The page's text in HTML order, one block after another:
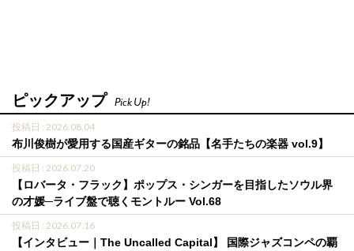
ピックアップ Pick Up!
投稿日 : 2026.08.04
布川俊樹が愛用する国産ギターの銘品【名手たちの楽器 vol.9】
投稿日 : 2026.07.20
【ロバータ・フラック】ポップス・シンガーを目指したソウル界
の才媛─ライブ盤で聴くモントルー Vol.68
投稿日 : 2026.07.16
【インタビュー｜The Uncalled Capital】 国際ジャズコンペの覇